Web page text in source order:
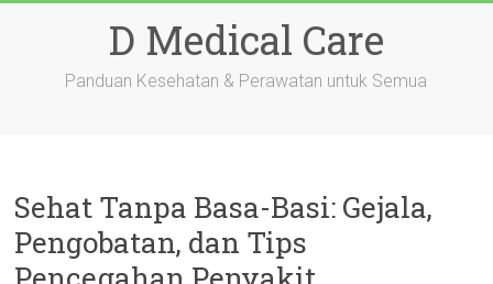
D Medical Care
Panduan Kesehatan & Perawatan untuk Semua
Sehat Tanpa Basa-Basi: Gejala,
Pengobatan, dan Tips